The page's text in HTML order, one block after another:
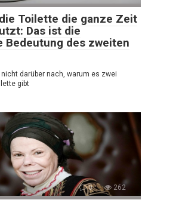
Toilette die ganze Zeit
Das ist die
Bedeutung des zweiten
darüber nach, warum es zwei
gibt
0 262